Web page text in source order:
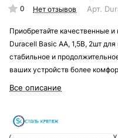
0 Нет отзывов Арт.
Приобретайте качественные
Duracell Basic АА, 1,5В, 2шт
стабильное и
ваших устройств более
Все описание